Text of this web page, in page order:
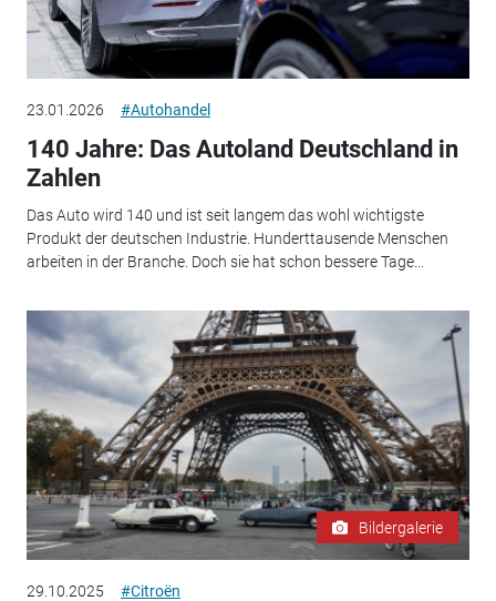
23.01.2026 #Autohandel
140 Jahre: Das Autoland Deutschland in
Zahlen
Das Auto wird 140 und ist seit langem das wohl wichtigste
Produkt der deutschen Industrie. Hunderttausende Menschen
arbeiten in der Branche. Doch sie hat schon bessere Tage...
Bildergalerie
29.10.2025 #Citroën